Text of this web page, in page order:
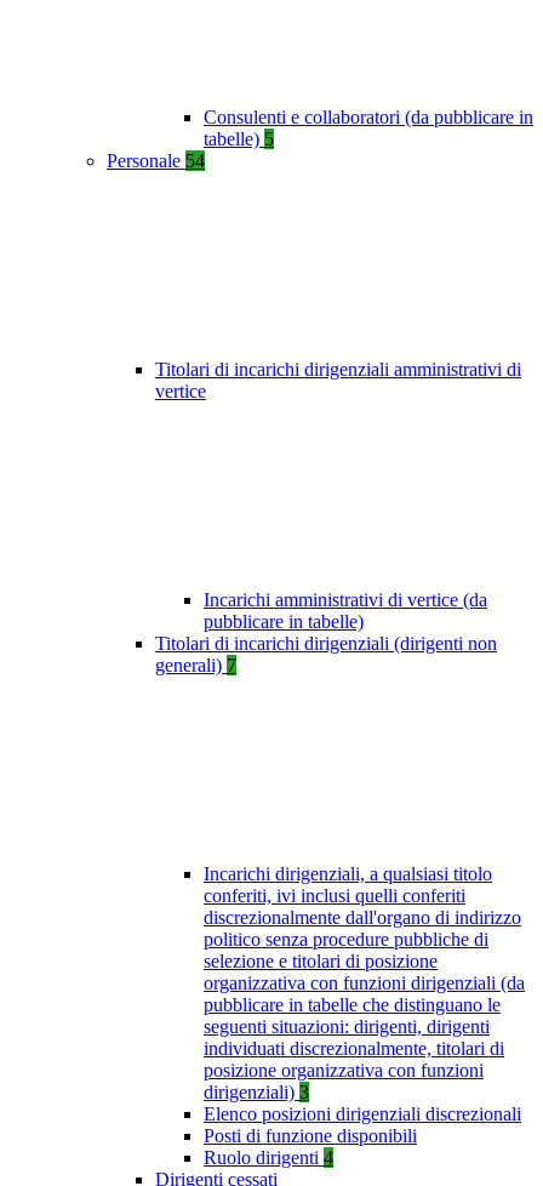
Consulenti e collaboratori (da pubblicare in
tabelle) 5
Personale 54
Titolari di incarichi dirigenziali amministrativi di
vertice
Incarichi amministrativi di vertice (da
pubblicare in tabelle)
Titolari di incarichi dirigenziali (dirigenti non
generali) 7
Incarichi dirigenziali, a qualsiasi titolo
conferiti, ivi inclusi quelli conferiti
discrezionalmente dall'organo di indirizzo
politico senza procedure pubbliche di
selezione e titolari di posizione
organizzativa con funzioni dirigenziali (da
pubblicare in tabelle che distinguano le
seguenti situazioni: dirigenti, dirigenti
individuati discrezionalmente, titolari di
posizione organizzativa con funzioni
dirigenziali) 3
Elenco posizioni dirigenziali discrezionali
Posti di funzione disponibili
Ruolo dirigenti 4
Dirigenti cessati